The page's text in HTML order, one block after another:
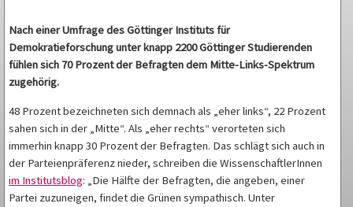
Nach einer Umfrage des Göttinger Instituts für
Demokratieforschung unter knapp 2200 Göttinger Studierenden
fühlen sich 70 Prozent der Befragten dem Mitte-Links-Spektrum
zugehörig.
48 Prozent bezeichneten sich demnach als „eher links“, 22 Prozent
sahen sich in der „Mitte“. Als „eher rechts“ verorteten sich
immerhin knapp 30 Prozent der Befragten. Das schlägt sich auch in
der Parteienpräferenz nieder, schreiben die WissenschaftlerInnen
im Institutsblog: „Die Hälfte der Befragten, die angeben, einer
Partei zuzuneigen, findet die Grünen sympathisch. Unter